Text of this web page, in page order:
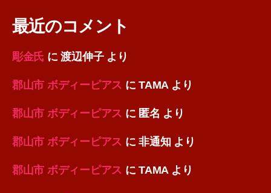
最近のコメント
彫金氏 に渡辺伸子より
郡山市 ボディーピアス にTAMA より
郡山市 ボディーピアス に 匿名 より
郡山市 ボディーピアス に非通知 より
郡山市 ボディーピアス にTAMA より